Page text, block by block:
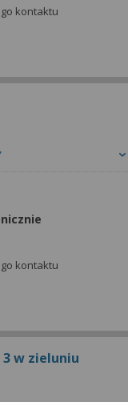
kontaktu
rejestracji
kontaktu
rejestracji
w zieluniu